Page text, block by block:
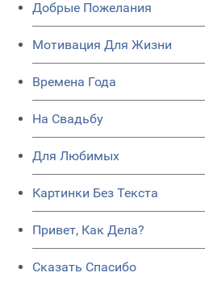
Добрые Пожелания
Мотивация Для Жизни
Времена Года
На Свадьбу
Для Любимых
Картинки Без Текста
Привет, Как Дела?
Сказать Спасибо